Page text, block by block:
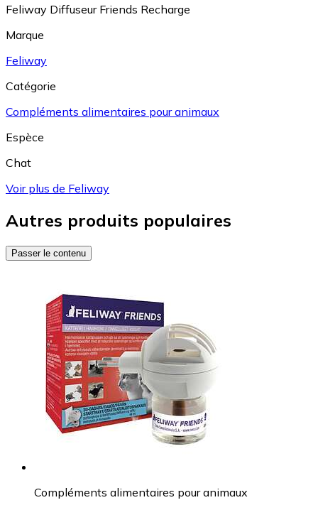
Feliway Diffuseur Friends Recharge
Marque
Feliway
Catégorie
Compléments alimentaires pour animaux
Espèce
Chat
Voir plus de Feliway
Autres produits populaires
Passer le contenu
Compléments alimentaires pour animaux